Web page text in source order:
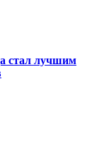
стал лучшим